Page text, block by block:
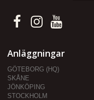
Anläggningar
GÖTEBORG (HQ)
SKÅNE
JÖNKÖPING
STOCKHOLM